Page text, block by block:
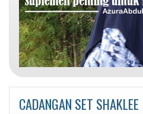
CADANGAN SET SHAKLEE